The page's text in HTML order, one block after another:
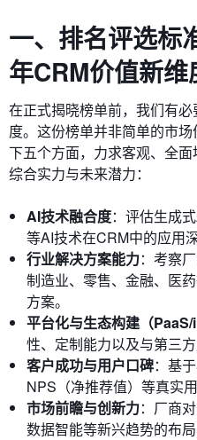
一、排名评选标
年CRM价值新维
在正式揭晓榜单前，我们有
度。这份榜单并非简单的市
下五个方面，力求客观、全
综合实力与未来潜力：
AI技术融合度：评估生成
等AI技术在CRM中的应用
行业解决方案能力：考察
制造业、零售、金融、医
方案。
平台化与生态构建（PaaS/
性、定制能力以及与第三
客户成功与用户口碑：基
NPS（净推荐值）等真实用
市场前瞻与创新力：厂商
数据智能等新兴趋势的布局